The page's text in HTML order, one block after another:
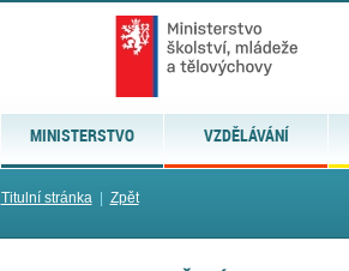
MINISTERSTVO VZDĚLÁVÁNÍ
Titulní stránka| Zpět